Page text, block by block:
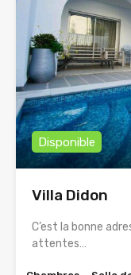
Disponible
Villa Didon
C’est la bonne
attentes…